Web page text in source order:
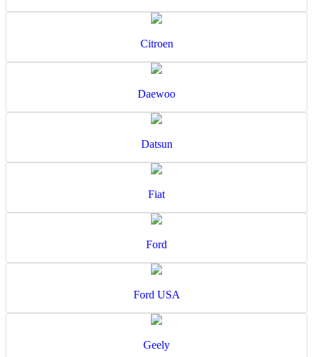
Citroen
Daewoo
Datsun
Fiat
Ford
Ford USA
Geely